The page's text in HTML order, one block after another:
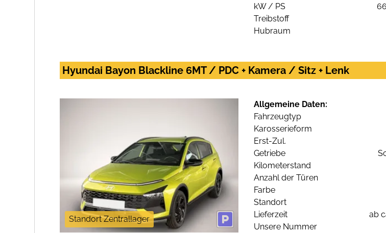
kW / PS
Treibstoff
Hubraum
Hyundai Bayon Blackline 6MT / PDC + Kamera / Sitz + Lenk
Standort Zentrallager
Allgemeine Daten:
Fahrzeugtyp
Karosserieform
Erst-Zul.
Getriebe
Kilometerstand
Anzahl der Türen
Farbe
Standort
Lieferzeit
ab
Unsere Nummer